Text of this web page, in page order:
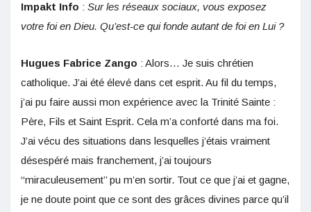
Impakt Info : Sur les réseaux sociaux, vous exposez
votre foi en Dieu. Qu’est-ce qui fonde autant de foi en Lui ?
Hugues Fabrice Zango : Alors… Je suis chrétien
catholique. J’ai été élevé dans cet esprit. Au fil du temps,
j’ai pu faire aussi mon expérience avec la Trinité Sainte :
Père, Fils et Saint Esprit. Cela m’a conforté dans ma foi.
J’ai vécu des situations dans lesquelles j’étais vraiment
désespéré mais franchement, j’ai toujours
‘‘miraculeusement’’ pu m’en sortir. Tout ce que j’ai et gagne,
je ne doute point que ce sont des grâces divines parce qu’il